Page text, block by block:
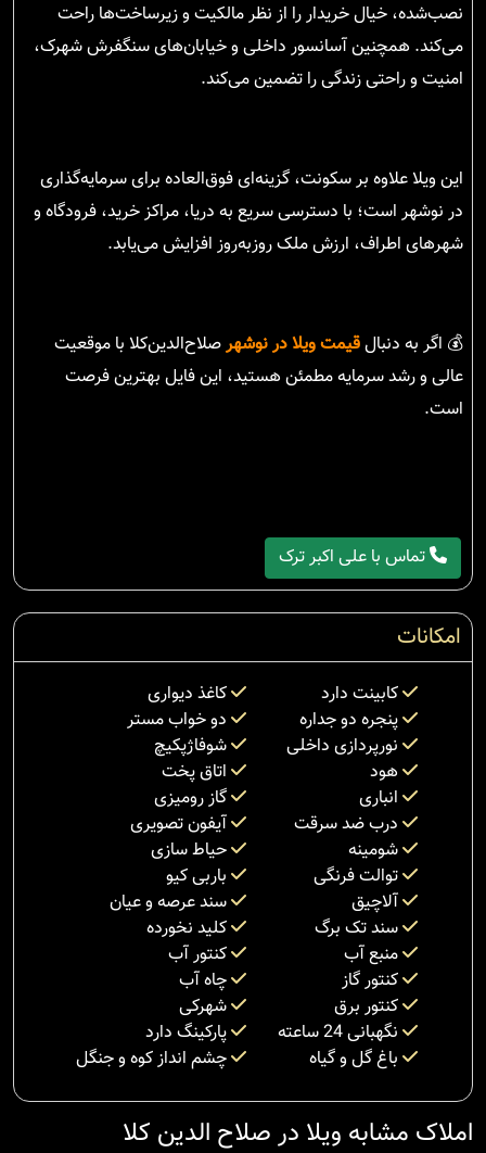
نصب‌شده، خیال خریدار را از نظر مالکیت و زیرساخت‌ها راحت
می‌کند. همچنین آسانسور داخلی و خیابان‌های سنگفرش شهرک،
امنیت و راحتی زندگی را تضمین می‌کند.
این ویلا علاوه بر سکونت، گزینه‌ای فوق‌العاده برای سرمایه‌گذاری
در نوشهر است؛ با دسترسی سریع به دریا، مراکز خرید، فرودگاه و
شهرهای اطراف، ارزش ملک روزبه‌روز افزایش می‌یابد.
💰 اگر به دنبالقیمت ویلا در نوشهرصلاح‌الدین‌کلا با موقعیت
عالی و رشد سرمایه مطمئن هستید، این فایل بهترین فرصت
است.
تماس با علی اکبر ترک
امکانات
کابینت دارد
کاغذ دیواری
پنجره دو جداره
دو خواب مستر
نورپردازی داخلی
شوفاژپکیچ
هود
اتاق پخت
انباری
گاز رومیزی
درب ضد سرقت
آیفون تصویری
شومینه
حیاط سازی
توالت فرنگی
باربی کیو
آلاچیق
سند عرصه و عیان
سند تک برگ
کلید نخورده
منبع آب
کنتور آب
کنتور گاز
چاه آب
کنتور برق
شهرکی
نگهبانی 24 ساعته
پارکینگ دارد
باغ گل و گیاه
چشم انداز کوه و جنگل
املاک مشابه ویلا در صلاح الدین کلا